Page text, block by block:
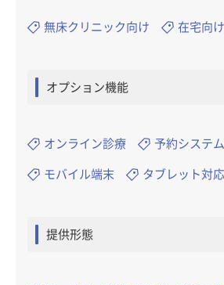
無床クリニック向け 在宅向け
オプション機能
オンライン診療 予約システム
モバイル端末 タブレット対応
提供形態